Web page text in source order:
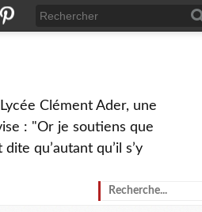
Clément Ader, une
: "Or je soutiens que
qu’autant qu’il s’y